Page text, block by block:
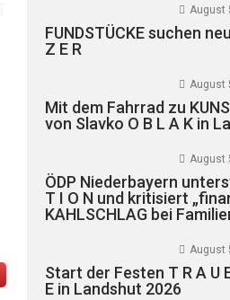
August
FUNDSTÜCKE suchen
Z E R
August
Mit dem Fahrrad zu
von Slavko O B L A K in
August
ÖDP Niederbayern
T I O N und kritisiert
KAHLSCHLAG bei
August
Start der Festen T R A U E
E in Landshut 2026